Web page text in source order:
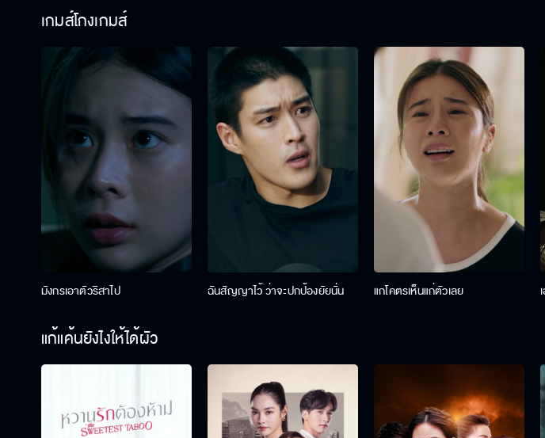
เกมส์โกงเกมส์
มังกรเอาตัวริสาไป ฉันสัญญาไว้ ว่าจะปกป้องยัยนั่น แกโคตรเห็นแก่ตัวเลย
แก้แค้นยังไงให้ได้ผัว